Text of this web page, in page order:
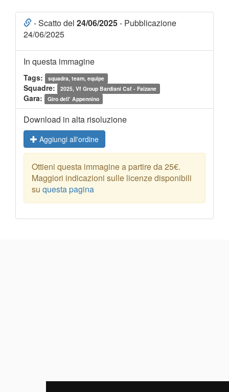
- Scatto del 24/06/2025- Pubblicazione
24/06/2025
In questa immagine
Tags: squadra, team, equipe
Squadre: 2025, Vf Group Bardiani Csf - Faizane
Gara: Giro dell' Appennino
Download in alta risoluzione
Aggiungi all'ordine
Ottieni questa immagine a partire da 25€.
Maggiori indicazioni sulle licenze disponibili
su questa pagina